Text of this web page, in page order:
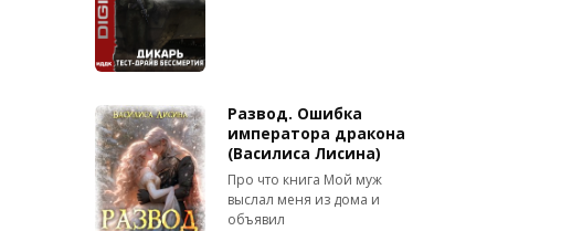
Развод. Ошибка
императора дракона
(Василиса Лисина)
Про что книга Мой муж
выслал меня из дома и
объявил